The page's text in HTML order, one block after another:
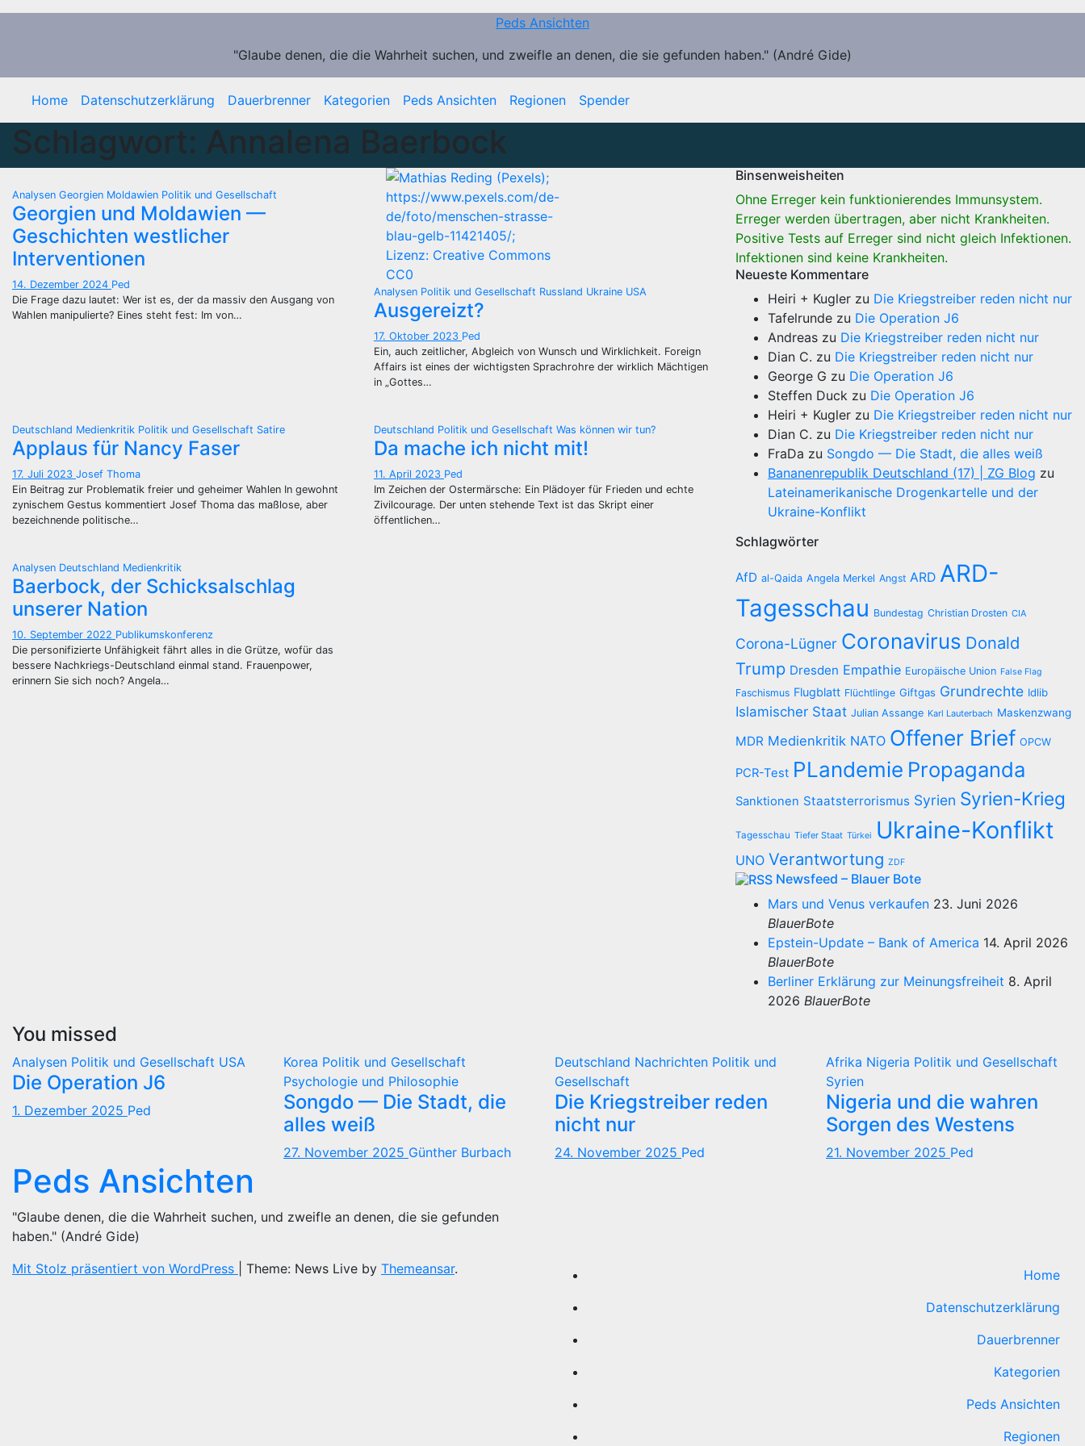
Zum
Peds Ansichten
"Glaube denen, die die Wahrheit suchen, und zweifle an denen, die sie gefunden haben." (André Gide)
Home Datenschutzerklärung Dauerbrenner Kategorien Peds Ansichten Regionen Spender
Schlagwort: Annalena Baerbock
Analysen Georgien Moldawien Politik und Gesellschaft
Georgien und Moldawien —
Geschichten westlicher
Interventionen
14. Dezember 2024 Ped
Die Frage dazu lautet: Wer ist es, der da massiv den Ausgang von
Wahlen manipulierte? Eines steht fest: Im von…
Analysen Politik und Gesellschaft Russland Ukraine USA
Ausgereizt?
17. Oktober 2023 Ped
Ein, auch zeitlicher, Abgleich von Wunsch und Wirklichkeit. Foreign
Affairs ist eines der wichtigsten Sprachrohre der wirklich Mächtigen
in „Gottes…
Deutschland Medienkritik Politik und Gesellschaft Satire
Applaus für Nancy Faser
17. Juli 2023 Josef Thoma
Ein Beitrag zur Problematik freier und geheimer Wahlen In gewohnt
zynischem Gestus kommentiert Josef Thoma das maßlose, aber
bezeichnende politische…
Deutschland Politik und Gesellschaft Was können wir tun?
Da mache ich nicht mit!
11. April 2023 Ped
Im Zeichen der Ostermärsche: Ein Plädoyer für Frieden und echte
Zivilcourage. Der unten stehende Text ist das Skript einer
öffentlichen…
Analysen Deutschland Medienkritik
Baerbock, der Schicksalschlag
unserer Nation
10. September 2022 Publikumskonferenz
Die personifizierte Unfähigkeit fährt alles in die Grütze, wofür das
bessere Nachkriegs-Deutschland einmal stand. Frauenpower,
erinnern Sie sich noch? Angela…
Binsenweisheiten
Ohne Erreger kein funktionierendes Immunsystem.
Erreger werden übertragen, aber nicht Krankheiten.
Positive Tests auf Erreger sind nicht gleich Infektionen.
Infektionen sind keine Krankheiten.
Neueste Kommentare
Heiri + Kugler zu Die Kriegstreiber reden nicht nur
Tafelrunde zu Die Operation J6
Andreas zu Die Kriegstreiber reden nicht nur
Dian C. zu Die Kriegstreiber reden nicht nur
George G zu Die Operation J6
Steffen Duck zu Die Operation J6
Heiri + Kugler zu Die Kriegstreiber reden nicht nur
Dian C. zu Die Kriegstreiber reden nicht nur
FraDa zu Songdo — Die Stadt, die alles weiß
Bananenrepublik Deutschland (17) | ZG Blog zu
Lateinamerikanische Drogenkartelle und der
Ukraine-Konflikt
Schlagwörter
AfD al-Qaida Angela Merkel Angst ARD ARD-
Tagesschau Bundestag Christian Drosten CIA
Corona-Lügner Coronavirus Donald
Trump Dresden Empathie Europäische Union False Flag
Faschismus Flugblatt Flüchtlinge Giftgas Grundrechte Idlib
Islamischer Staat Julian Assange Karl Lauterbach Maskenzwang
MDR Medienkritik NATO Offener Brief OPCW
PCR-Test PLandemie Propaganda
Sanktionen Staatsterrorismus Syrien Syrien-Krieg
Tagesschau Tiefer Staat Türkei Ukraine-Konflikt
UNO Verantwortung ZDF
Newsfeed – Blauer Bote
Mars und Venus verkaufen 23. Juni 2026
BlauerBote
Epstein-Update – Bank of America 14. April 2026
BlauerBote
Berliner Erklärung zur Meinungsfreiheit 8. April
2026 BlauerBote
You missed
Analysen Politik und Gesellschaft USA
Die Operation J6
1. Dezember 2025 Ped
Korea Politik und Gesellschaft
Psychologie und Philosophie
Songdo — Die Stadt, die
alles weiß
27. November 2025 Günther Burbach
Deutschland Nachrichten Politik und
Gesellschaft
Die Kriegstreiber reden
nicht nur
24. November 2025 Ped
Afrika Nigeria Politik und Gesellschaft
Syrien
Nigeria und die wahren
Sorgen des Westens
21. November 2025 Ped
Peds Ansichten
"Glaube denen, die die Wahrheit suchen, und zweifle an denen, die sie gefunden
haben." (André Gide)
Mit Stolz präsentiert von WordPress
Theme: News Live by Themeansar.
Home
Datenschutzerklärung
Dauerbrenner
Kategorien
Peds Ansichten
Regionen